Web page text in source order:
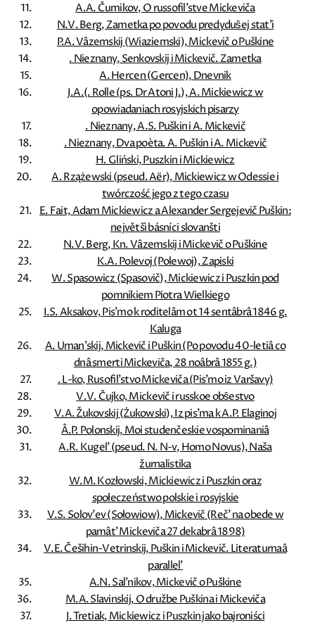
A.A. Čumikov, O russofil'stve Mickeviča
N.V. Berg, Zametka po povodu predyduŝej stat'i
P.A. Vâzemskij (Wiaziemski), Mickevič o Puškine
. Nieznany, Senkovskij i Mickevič. Zametka
A. Hercen (Gercen), Dnevnik
J.A.(. Rolle (ps. Dr Atoni J.), A. Mickiewicz w
opowiadaniach rosyjskich pisarzy
. Nieznany, A.S. Puškin i A. Mickevič
. Nieznany, Dva poèta. A. Puškin i A. Mickevič
H. Gliński, Puszkin i Mickiewicz
A. Rzążewski (pseud. Aër), Mickiewicz w Odessie i
twórczość jego z tego czasu
E. Fait, Adam Mickiewicz a Alexander Sergejevič Puškin:
největšì básníci slovanšti
N.V. Berg, Kn. Vâzemskij i Mickevič o Puškine
K.A. Polevoj (Polewoj), Zapiski
W. Spasowicz (Spasovič), Mickiewicz i Puszkin pod
pomnikiem Piotra Wielkiego
I.S. Aksakov, Pis'mo k roditelâm ot 14 sentâbrâ 1846 g.
Kaluga
A. Uman'skij, Mickevič i Puškin (Po povodu 40-letiâ co
dnâ smerti Mickeviča, 28 noâbrâ 1855 g.)
. L-ko, Rusofil'stvo Mickeviča (Pis'mo iz Varšavy)
V.V. Čujko, Mickevič i russkoe obŝestvo
V.A. Žukovskij (Żukowski), Iz pis'ma k A.P. Elaginoj
Â.P. Polonskij, Moi studenčeskie vospominaniâ
A.R. Kugel' (pseud. N. N-v, Homo Novus), Naša
žurnalistika
W.M. Kozłowski, Mickiewicz i Puszkin oraz
społeczeństwo polskie i rosyjskie
V.S. Solov'ev (Sołowiow), Mickevič (Reč' na obede w
pamât' Mickeviča 27 dekabrâ 1898)
V.E. Češihin-Vetrinskij, Puškin i Mickevič. Literaturnaâ
parallel'
A.N. Sal'nikov, Mickevič o Puškine
M.A. Slavinskij, O družbe Puškina i Mickeviča
J. Tretiak, Mickiewicz i Puszkin jako bajroniści